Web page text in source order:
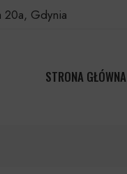
20a, Gdynia
STRONA GŁÓWNA